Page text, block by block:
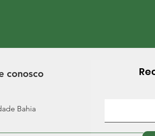
conosco
Bahia
e atendimento: Segunda a sexta-feira |